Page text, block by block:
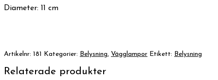
Diameter: 11 cm
Artikelnr: 181 Kategorier: Belysning, Vägglampor Etikett: Belysning
Relaterade produkter